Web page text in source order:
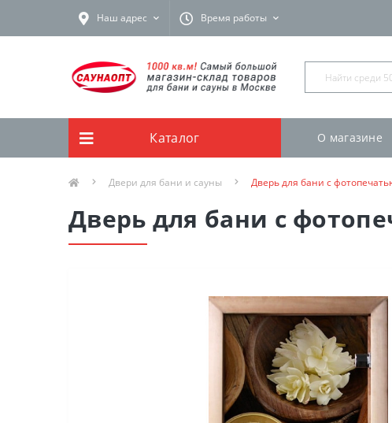
Наш адрес Время работы
Каталог О магазине
Двери для бани и сауны Дверь для бани с
Дверь для бани с